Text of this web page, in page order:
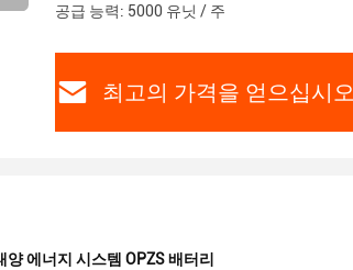
공급 능력: 5000 유닛 / 주
최고의 가격을 얻으십시오
양 에너지 시스템 OPZS 배터리